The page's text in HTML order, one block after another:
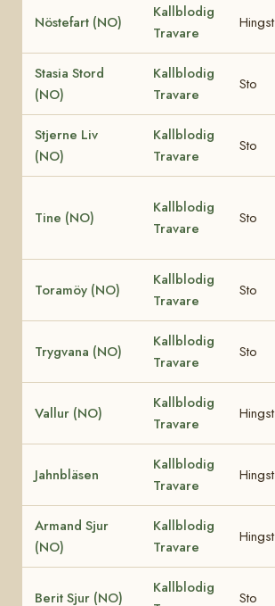
Nöstefart (NO)
Kallblodig
Travare
Hingst
Stasia Stord
(NO)
Kallblodig
Travare
Sto
Stjerne Liv
(NO)
Kallblodig
Travare
Sto
Tine (NO)
Kallblodig
Travare
Sto
Toramöy (NO)
Kallblodig
Travare
Sto
Trygvana (NO)
Kallblodig
Travare
Sto
Vallur (NO)
Kallblodig
Travare
Hingst
Jahnbläsen
Kallblodig
Travare
Hingst
Armand Sjur
(NO)
Kallblodig
Travare
Hingst
Berit Sjur (NO)
Kallblodig
Sto